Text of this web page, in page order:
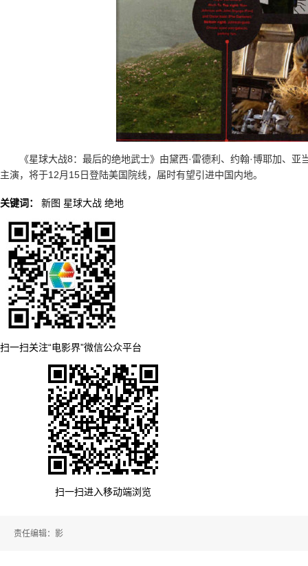
《星球大战8：最后的绝地武士》由黛西·雷德利、约翰·博耶加、
主演，将于12月15日登陆美国院线，届时有望引进中国内地。
关键词： 新图 星球大战 绝地
扫一扫关注“电影界”微信公众平台
扫一扫进入移动端浏览
责任编辑：影